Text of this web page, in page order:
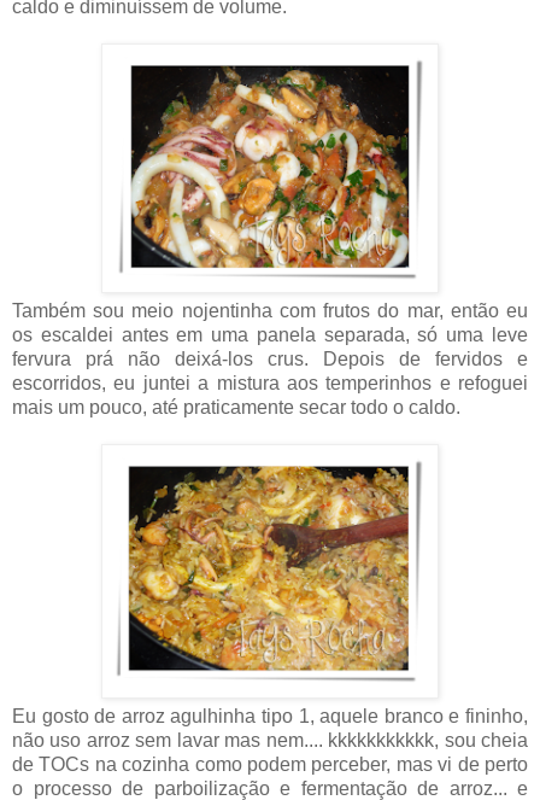
caldo e diminuíssem de volume.
Também sou meio nojentinha com frutos do mar, então eu
os escaldei antes em uma panela separada, só uma leve
fervura prá não deixá-los crus. Depois de fervidos e
escorridos, eu juntei a mistura aos temperinhos e refoguei
mais um pouco, até praticamente secar todo o caldo.
Eu gosto de arroz agulhinha tipo 1, aquele branco e fininho,
não uso arroz sem lavar mas nem.... kkkkkkkkkkk, sou cheia
de TOCs na cozinha como podem perceber, mas vi de perto
o processo de parboilização e fermentação de arroz... e